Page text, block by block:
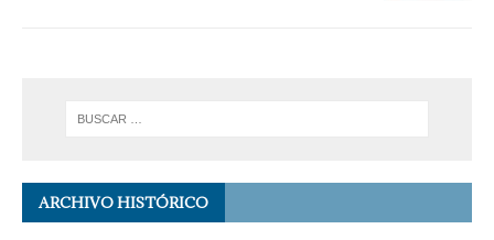
ARCHIVO HISTÓRICO